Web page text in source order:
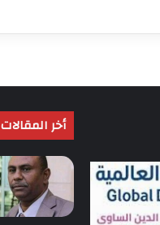
أخر المقالات